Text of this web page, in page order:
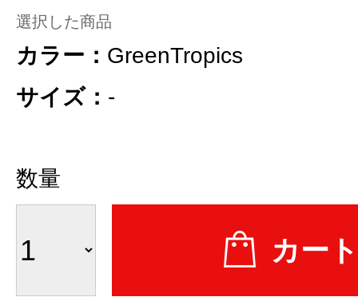
選択した商品
カラー： GreenTropics
サイズ： -
数量